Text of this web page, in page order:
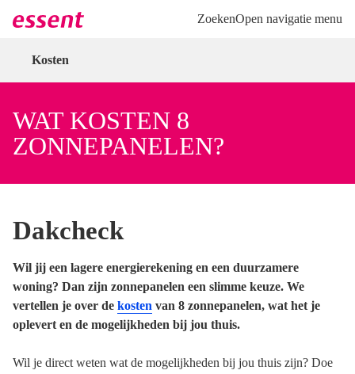
Direct naar hoofdinhoud
Direct naar inloggen ZoekenOpen navigatie menu
Kosten
WAT KOSTEN 8
ZONNEPANELEN?
Dakcheck
Wil jij een lagere energierekening en een duurzamere
woning? Dan zijn zonnepanelen een slimme keuze. We
vertellen je over de kosten van 8 zonnepanelen, wat het je
oplevert en de mogelijkheden bij jou thuis.
Wil je direct weten wat de mogelijkheden bij jou thuis zijn? Doe